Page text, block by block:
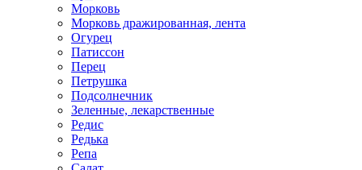
Морковь
Морковь дражированная, лента
Огурец
Патиссон
Перец
Петрушка
Подсолнечник
Зеленные, лекарственные
Редис
Редька
Репа